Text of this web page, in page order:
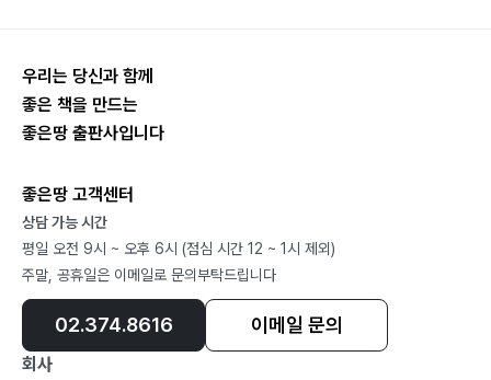
내게도 그 빛 비추사
이제 나도
온 마음 다 해
아름다운 삶
나 겸손히
더욱 알게 하소서
내 마음 언제나
내게도 주소서
그 큰 사랑 잊지 못해
우리는 당신과 함께
좋은 책을 만드는
좋은땅 출판사입니다
좋은땅 고객센터
상담 가능 시간
평일 오전 9시 ~ 오후 6시 (점심 시간 12 ~ 1시 제외)
주말, 공휴일은 이메일로 문의부탁드립니다
02.374.8616 이메일 문의
회사